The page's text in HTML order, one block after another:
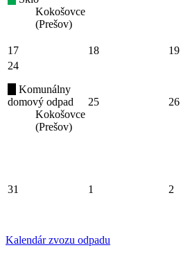
Kokošovce
(Prešov)
17 18 19
24
Komunálny
domový odpad
Kokošovce
(Prešov)
25 26
31 1 2
Kalendár zvozu odpadu